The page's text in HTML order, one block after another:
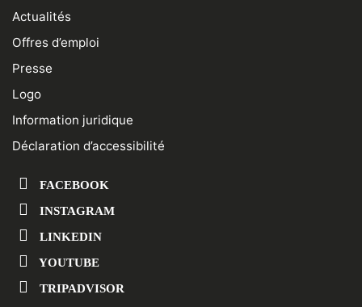
Actualités
Offres d’emploi
Presse
Logo
Information juridique
Déclaration d’accessibilité
FACEBOOK
INSTAGRAM
LINKEDIN
YOUTUBE
TRIPADVISOR